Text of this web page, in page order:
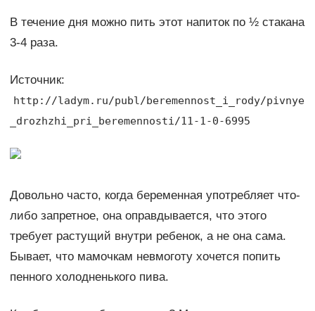
В течение дня можно пить этот напиток по ½ стакана
3-4 раза.
Источник:
http://ladym.ru/publ/beremennost_i_rody/pivnye
_drozhzhi_pri_beremennosti/11-1-0-6995
Довольно часто, когда беременная употребляет что-
либо запретное, она оправдывается, что этого
требует растущий внутри ребенок, а не она сама.
Бывает, что мамочкам невмоготу хочется попить
пенного холодненького пива.